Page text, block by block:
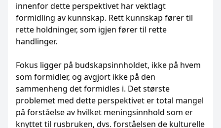
innenfor dette perspektivet har vektlagt
formidling av kunnskap. Rett kunnskap fører til
rette holdninger, som igjen fører til rette
handlinger.
Fokus ligger på budskapsinnholdet, ikke på hvem
som formidler, og avgjort ikke på den
sammenheng det formidles i. Det største
problemet med dette perspektivet er total mangel
på forståelse av hvilket meningsinnhold som er
knyttet til rusbruken, dvs. forståelsen de kulturelle